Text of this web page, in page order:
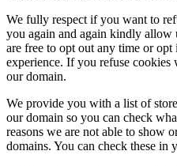
KONTAKT
Menu Menu
We fully respect if you want to
you again and again kindly allow
are free to opt out any time or
experience. If you refuse
our domain.
We provide you with a list of
our domain so you can check
reasons we are not able to show
domains. You can check these in